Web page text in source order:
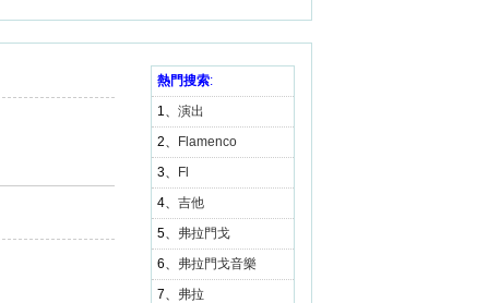
2009|2008
熱門搜索:
1、 演出
2、
Flamenco
3、
Fl
4、 吉他
5、 弗拉門戈
6、 弗拉門戈音樂
7、 弗拉